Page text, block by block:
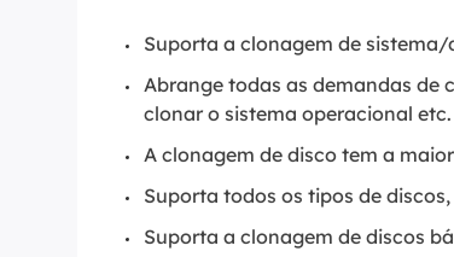
Suporta a clonagem de
Abrange todas as demandas de
clonar o sistema operacional etc.
A clonagem de disco tem a
Suporta todos os tipos de discos,
Suporta a clonagem de discos